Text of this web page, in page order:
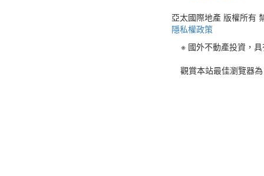
亞太國際地產 版權所有
隱私權政策
※ 國外不動產投資，
觀賞本站最佳瀏覽器